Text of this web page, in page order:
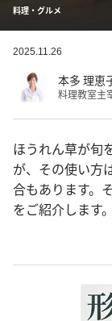
料理・グルメ
2025.11.26
本多 理恵
料理教室主
ほうれん草が旬
が、その使い方
合もあります。
をご紹介します。